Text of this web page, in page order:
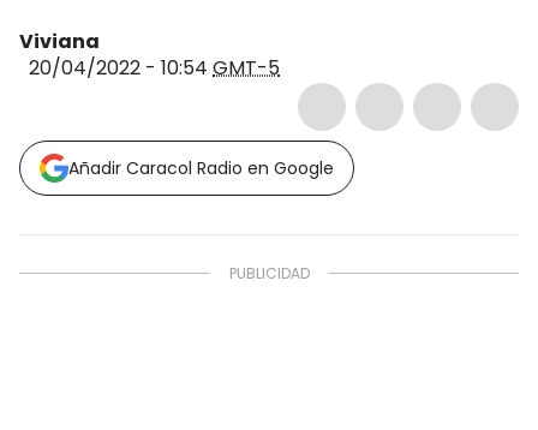
Viviana
20/04/2022 - 10:54 GMT-5
Añadir Caracol Radio en Google